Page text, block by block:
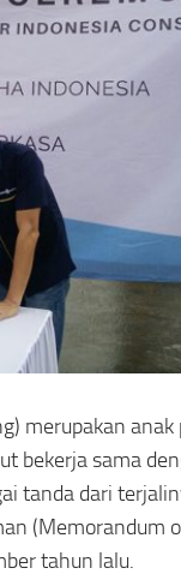
merupakan
bekerja sama
tanda dari
(Memorandum
tahun lalu.